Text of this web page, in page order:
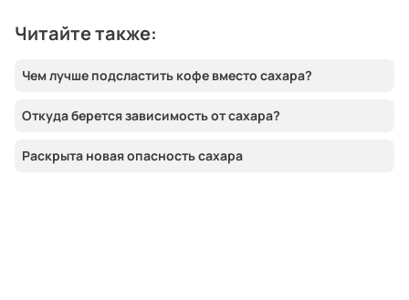
Читайте также:
Чем лучше подсластить кофе вместо сахара?
Откуда берется зависимость от сахара?
Раскрыта новая опасность сахара